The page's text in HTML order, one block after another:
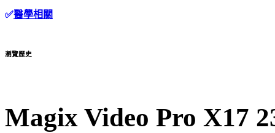
✅醫學相關
瀏覽歷史
Magix Video Pro X17